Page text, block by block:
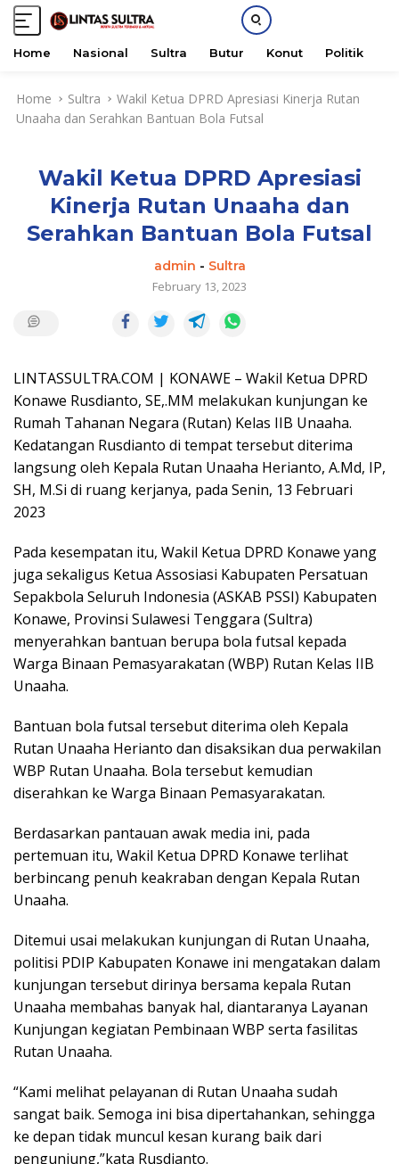
Home Nasional Sultra Butur Konut Politik
Home Sultra
Wakil Ketua DPRD Apresiasi Kinerja Rutan
Unaaha dan Serahkan Bantuan Bola Futsal
Wakil Ketua DPRD Apresiasi
Kinerja Rutan Unaaha dan
Serahkan Bantuan Bola Futsal
admin - Sultra
February 13, 2023
LINTASSULTRA.COM | KONAWE – Wakil Ketua DPRD
Konawe Rusdianto, SE,.MM melakukan kunjungan ke
Rumah Tahanan Negara (Rutan) Kelas IIB Unaaha.
Kedatangan Rusdianto di tempat tersebut diterima
langsung oleh Kepala Rutan Unaaha Herianto, A.Md, IP,
SH, M.Si di ruang kerjanya, pada Senin, 13 Februari
2023
Pada kesempatan itu, Wakil Ketua DPRD Konawe yang
juga sekaligus Ketua Assosiasi Kabupaten Persatuan
Sepakbola Seluruh Indonesia (ASKAB PSSI) Kabupaten
Konawe, Provinsi Sulawesi Tenggara (Sultra)
menyerahkan bantuan berupa bola futsal kepada
Warga Binaan Pemasyarakatan (WBP) Rutan Kelas IIB
Unaaha.
Bantuan bola futsal tersebut diterima oleh Kepala
Rutan Unaaha Herianto dan disaksikan dua perwakilan
WBP Rutan Unaaha. Bola tersebut kemudian
diserahkan ke Warga Binaan Pemasyarakatan.
Berdasarkan pantauan awak media ini, pada
pertemuan itu, Wakil Ketua DPRD Konawe terlihat
berbincang penuh keakraban dengan Kepala Rutan
Unaaha.
Ditemui usai melakukan kunjungan di Rutan Unaaha,
politisi PDIP Kabupaten Konawe ini mengatakan dalam
kunjungan tersebut dirinya bersama kepala Rutan
Unaaha membahas banyak hal, diantaranya Layanan
Kunjungan kegiatan Pembinaan WBP serta fasilitas
Rutan Unaaha.
“Kami melihat pelayanan di Rutan Unaaha sudah
sangat baik. Semoga ini bisa dipertahankan, sehingga
ke depan tidak muncul kesan kurang baik dari
pengunjung,”kata Rusdianto.